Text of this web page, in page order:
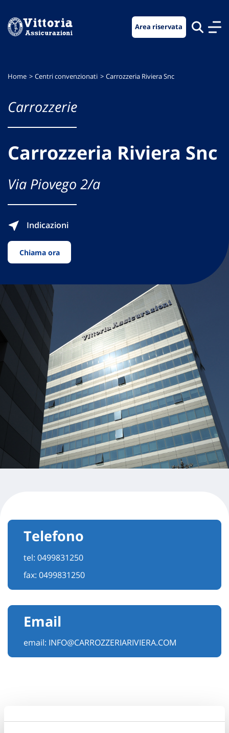
menu
contenuto
footer
Area riservata
Home Centri convenzionati Carrozzeria Riviera Snc
Carrozzerie
Carrozzeria Riviera Snc
Via Piovego 2/a
Indicazioni
Chiama ora
Telefono
tel: 0499831250
fax: 0499831250
Email
email: INFO@CARROZZERIARIVIERA.COM